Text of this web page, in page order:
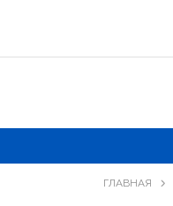
ГЛАВНАЯ